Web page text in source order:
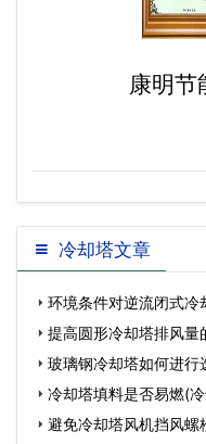
康明节
冷却塔文章
环境条件对逆流闭式冷
提高圆形冷却塔排风
玻璃钢冷却塔如何进
冷却塔填料是否易燃(
避免冷却塔风机挡风螺